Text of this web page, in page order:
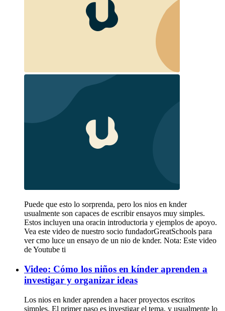
Puede que esto lo sorprenda, pero los nios en knder
usualmente son capaces de escribir ensayos muy simples.
Estos incluyen una oracin introductoria y ejemplos de apoyo.
Vea este video de nuestro socio fundadorGreatSchools para
ver cmo luce un ensayo de un nio de knder. Nota: Este video
de Youtube ti
Video: Cómo los niños en kínder aprenden a
investigar y organizar ideas
Los nios en knder aprenden a hacer proyectos escritos
simples. El primer paso es investigar el tema, y usualmente lo